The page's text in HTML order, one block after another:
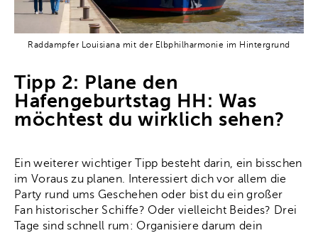
Raddampfer Louisiana mit der Elbphilharmonie im Hintergrund
Tipp 2: Plane den
Hafengeburtstag HH: Was
möchtest du wirklich sehen?
Ein weiterer wichtiger Tipp besteht darin, ein bisschen
im Voraus zu planen. Interessiert dich vor allem die
Party rund ums Geschehen oder bist du ein großer
Fan historischer Schiffe? Oder vielleicht Beides? Drei
Tage sind schnell rum: Organisiere darum dein